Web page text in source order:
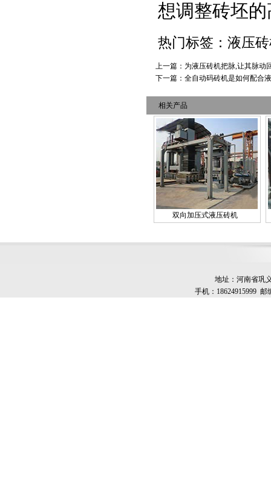
想调整砖坯
热门标签：液压
上一篇： 为液压砖机把脉,让其脉动
下一篇：全自动码砖机是如何配合
相关产品
双向加压式液压砖机
地址：河南省巩
手机：18624915999